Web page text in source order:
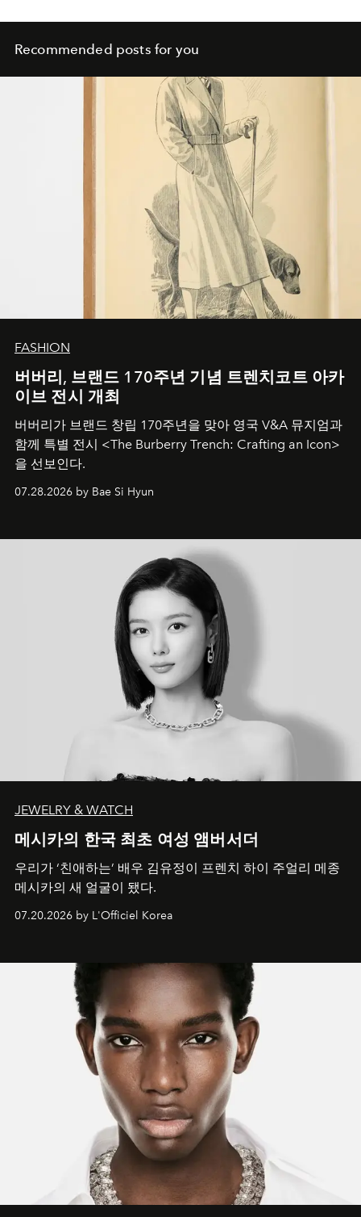
Recommended posts for you
FASHION
버버리, 브랜드 170주년 기념 트렌치코트 아카
이브 전시 개최
버버리가 브랜드 창립 170주년을 맞아 영국 V&A 뮤지엄과
함께 특별 전시 <The Burberry Trench: Crafting an Icon>
을 선보인다.
07.28.2026 by Bae Si Hyun
JEWELRY & WATCH
메시카의 한국 최초 여성 앰버서더
우리가 ‘친애하는’ 배우 김유정이 프렌치 하이 주얼리 메종
메시카의 새 얼굴이 됐다.
07.20.2026 by L'Officiel Korea